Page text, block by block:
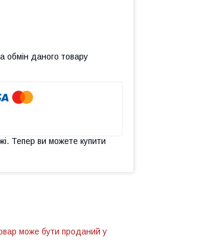
обмін даного товару
Тепер ви можете купити
може бути проданий у